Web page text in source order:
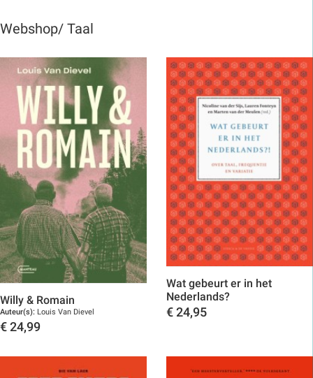
Webshop/ Taal
Willy & Romain
Auteur(s): Louis Van Dievel
€ 24,99
Wat gebeurt er in het
Nederlands?
€ 24,95